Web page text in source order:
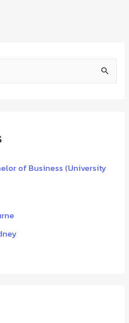
of Business (University